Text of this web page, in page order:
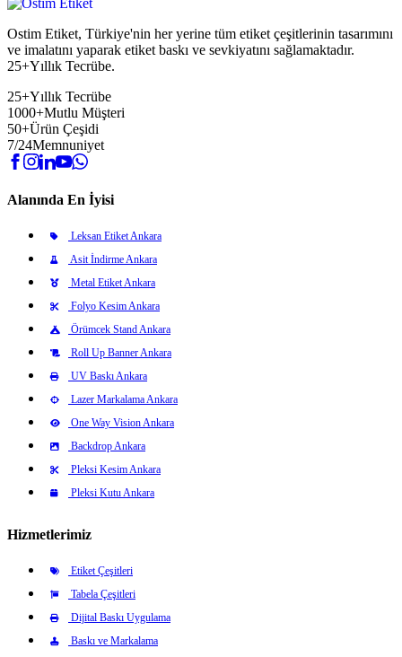
Ostim Etiket, Türkiye'nin her yerine tüm etiket çeşitlerinin tasarımını
ve imalatını yaparak etiket baskı ve sevkiyatını sağlamaktadır.
25+Yıllık Tecrübe.
25+Yıllık Tecrübe
1000+Mutlu Müşteri
50+Ürün Çeşidi
7/24Memnuniyet
Alanında En İyisi
Leksan Etiket Ankara
Asit İndirme Ankara
Metal Etiket Ankara
Folyo Kesim Ankara
Örümcek Stand Ankara
Roll Up Banner Ankara
UV Baskı Ankara
Lazer Markalama Ankara
One Way Vision Ankara
Backdrop Ankara
Pleksi Kesim Ankara
Pleksi Kutu Ankara
Hizmetlerimiz
Etiket Çeşitleri
Tabela Çeşitleri
Dijital Baskı Uygulama
Baskı ve Markalama